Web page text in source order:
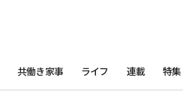
共働き家事 ライフ 連載 特集